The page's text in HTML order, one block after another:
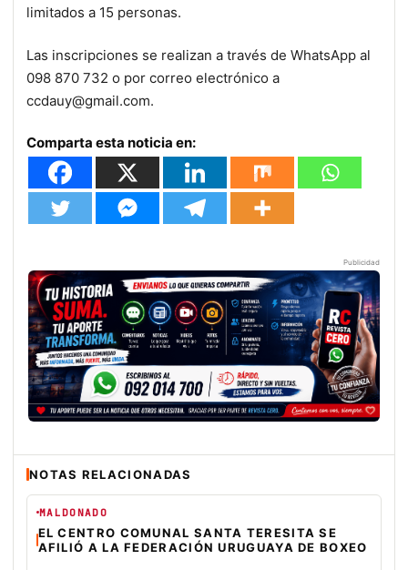
limitados a 15 personas.
Las inscripciones se realizan a través de WhatsApp al
098 870 732 o por correo electrónico a
ccdauy@gmail.com.
Comparta esta noticia en:
Publicidad
NOTAS RELACIONADAS
MALDONADO
EL CENTRO COMUNAL SANTA TERESITA SE
AFILIÓ A LA FEDERACIÓN URUGUAYA DE BOXEO